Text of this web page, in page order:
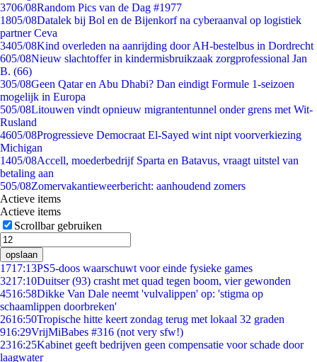
3706/08Random Pics van de Dag #1977
1805/08Datalek bij Bol en de Bijenkorf na cyberaanval op logistiek
partner Ceva
3405/08Kind overleden na aanrijding door AH-bestelbus in Dordrecht
605/08Nieuw slachtoffer in kindermisbruikzaak zorgprofessional Jan
B. (66)
305/08Geen Qatar en Abu Dhabi? Dan eindigt Formule 1-seizoen
mogelijk in Europa
505/08Litouwen vindt opnieuw migrantentunnel onder grens met Wit-
Rusland
4605/08Progressieve Democraat El-Sayed wint nipt voorverkiezing
Michigan
1405/08Accell, moederbedrijf Sparta en Batavus, vraagt uitstel van
betaling aan
505/08Zomervakantieweerbericht: aanhoudend zomers
Actieve items
Actieve items
Scrollbar gebruiken
opslaan
1717:13PS5-doos waarschuwt voor einde fysieke games
3217:10Duitser (93) crasht met quad tegen boom, vier gewonden
4516:58Dikke Van Dale neemt 'vulvalippen' op: 'stigma op
schaamlippen doorbreken'
2616:50Tropische hitte keert zondag terug met lokaal 32 graden
916:29VrijMiBabes #316 (not very sfw!)
2316:25Kabinet geeft bedrijven geen compensatie voor schade door
laagwater